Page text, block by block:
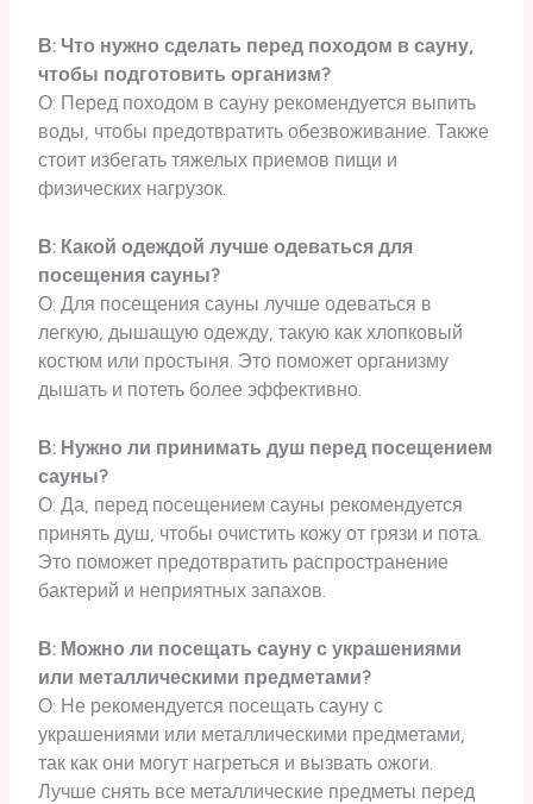
В: Что нужно сделать перед походом в сауну,
чтобы подготовить организм?
О: Перед походом в сауну рекомендуется выпить
воды, чтобы предотвратить обезвоживание. Также
стоит избегать тяжелых приемов пищи и
физических нагрузок.
В: Какой одеждой лучше одеваться для
посещения сауны?
О: Для посещения сауны лучше одеваться в
легкую, дышащую одежду, такую как хлопковый
костюм или простыня. Это поможет организму
дышать и потеть более эффективно.
В: Нужно ли принимать душ перед посещением
сауны?
О: Да, перед посещением сауны рекомендуется
принять душ, чтобы очистить кожу от грязи и пота.
Это поможет предотвратить распространение
бактерий и неприятных запахов.
В: Можно ли посещать сауну с украшениями
или металлическими предметами?
О: Не рекомендуется посещать сауну с
украшениями или металлическими предметами,
так как они могут нагреться и вызвать ожоги.
Лучше снять все металлические предметы перед